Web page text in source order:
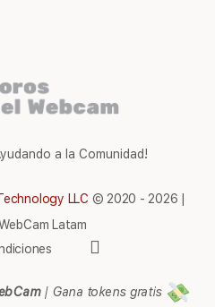
a la Comunidad!
LLC © 2020 - 2026 |
Latam
| Gana tokens gratis